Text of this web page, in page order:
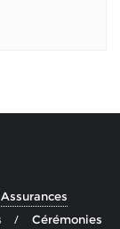
Assurances
Cérémonies